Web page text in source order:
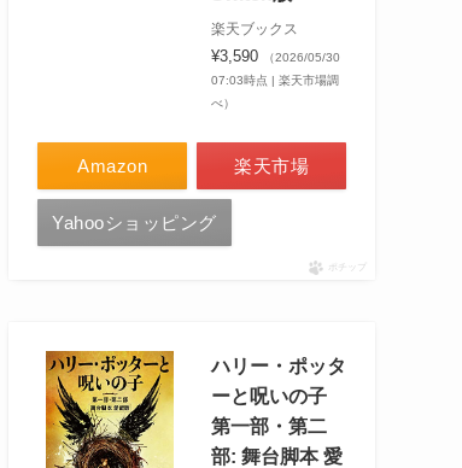
楽天ブックス
¥3,590
（2026/05/30
07:03時点 | 楽天市場調
べ）
Amazon 楽天市場
Yahooショッピング
ポチップ
ハリー・ポッタ
ーと呪いの子
第一部・第二
部: 舞台脚本 愛